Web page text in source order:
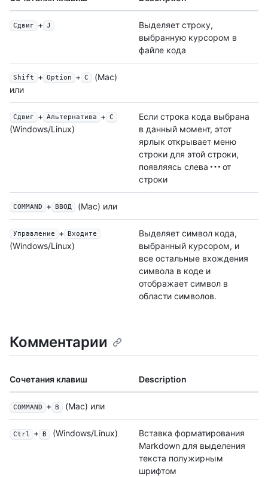
Сдвиг + J
Выделяет строку,
выбранную курсором в
файле кода
Shift + Option + C
(Mac)
или
Сдвиг + Альтернатива + C
(Windows/Linux)
Если строка кода выбрана
в данный момент, этот
ярлык открывает меню
строки для этой строки,
появляясь слева
от
строки
COMMAND + ВВОД (Mac) или
Управление + Входите
(Windows/Linux)
Выделяет символ кода,
выбранный курсором, и
все остальные вхождения
символа в коде и
отображает символ в
области символов.
Комментарии
Сочетания клавиш Description
COMMAND + B (Mac) или
Ctrl + B (Windows/Linux)
Вставка форматирования
Markdown для выделения
текста полужирным
шрифтом